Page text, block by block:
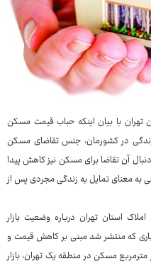
تهران با بیان اینکه حباب قیمت مسکن
در کشورمان، جنس تقاضای مسکن
آن تقاضا برای مسکن نیز کاهش پیدا
به معنای تمایل به زندگی مجردی پس از
استان تهران درباره وضعیت بازار
که منتشر شد مبنی بر کاهش قیمت و
قیمت هر مترمربع مسکن در منطقه یک تهران، بازار